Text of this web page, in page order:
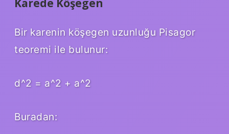
Bir karenin köşegen uzunluğu Pisagor
teoremi ile bulunur:
d^2 = a^2 + a^2
Buradan: